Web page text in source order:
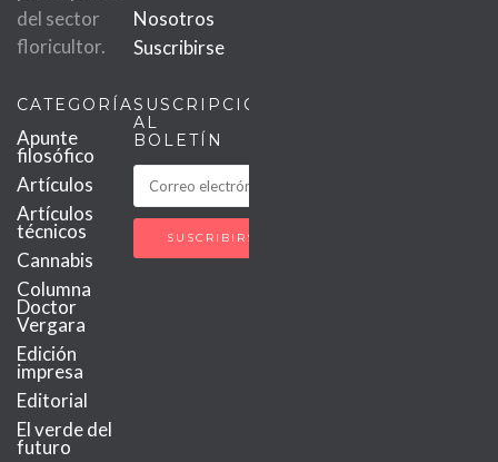
del sector
floricultor.
Nosotros
Suscribirse
CATEGORÍAS
Apunte
filosófico
Artículos
Artículos
técnicos
Cannabis
Columna
Doctor
Vergara
Edición
impresa
Editorial
El verde del
futuro
SUSCRIPCIÓN
AL
BOLETÍN